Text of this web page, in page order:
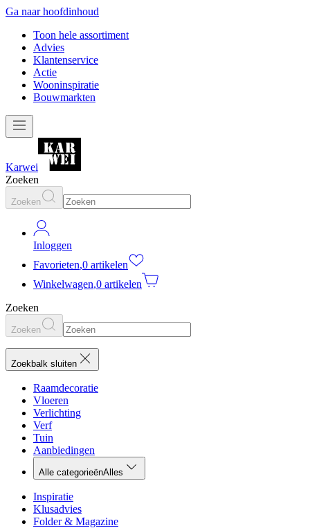
Ga naar hoofdinhoud
Toon hele assortiment
Advies
Klantenservice
Actie
Wooninspiratie
Bouwmarkten
Karwei
Zoeken
Zoeken
Inloggen
Favorieten,0 artikelen
Winkelwagen,0 artikelen
Zoeken
Zoeken
Zoekbalk sluiten
Raamdecoratie
Vloeren
Verlichting
Verf
Tuin
Aanbiedingen
Alle categorieënAlles
Inspiratie
Klusadvies
Folder & Magazine